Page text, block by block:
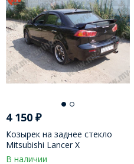
4 150 ₽
Козырек на заднее стекло
Mitsubishi Lancer X
В наличии